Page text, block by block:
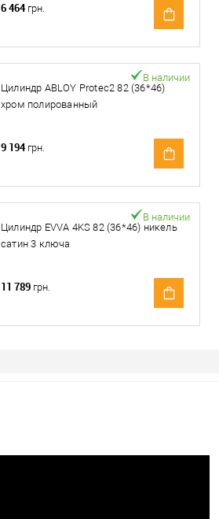
6 464 грн.
Цилиндр ABLOY Protec2 82 (36*46)
хром полированный
В наличии
9 194 грн.
Цилиндр EVVA 4KS 82 (36*46) никель
сатин 3 ключа
В наличии
11 789 грн.